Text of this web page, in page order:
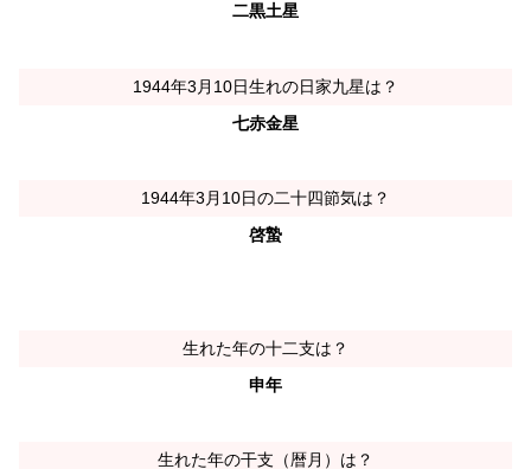
二黒土星
1944年3月10日生れの日家九星は？
七赤金星
1944年3月10日の二十四節気は？
啓蟄
生れた年の十二支は？
申年
生れた年の干支（暦月）は？